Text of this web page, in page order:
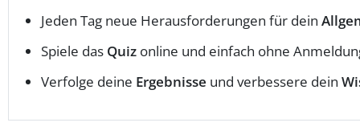
Jeden Tag neue Herausforderungen für dein
Spiele das Quiz online und einfach ohne
Verfolge deine Ergebnisse und verbessere dein